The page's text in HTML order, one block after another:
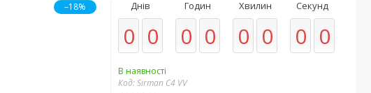
–18% Днів
0 0
Годин
0 0
Хвилин
0 0
Секунд
0 0
В наявності
Код:Sirman C4 VV